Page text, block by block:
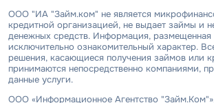
ООО "ИА "Займ.ком" не является
кредитной организацией, не выдает займы и
денежных средств. Информация, размещенная
исключительно ознакомительный характер.
решения, касающиеся получения займов или
принимаются непосредственно компаниями,
данные услуги.
ООО «Информационное Агентство